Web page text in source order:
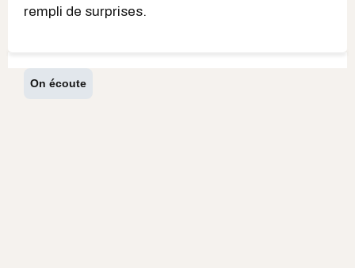
rempli de surprises.
On écoute